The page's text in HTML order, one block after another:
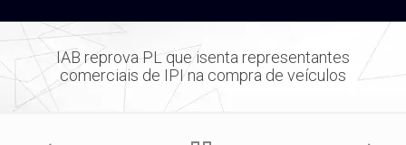
IAB reprova PL que isenta representantes
comerciais de IPI na compra de veículos